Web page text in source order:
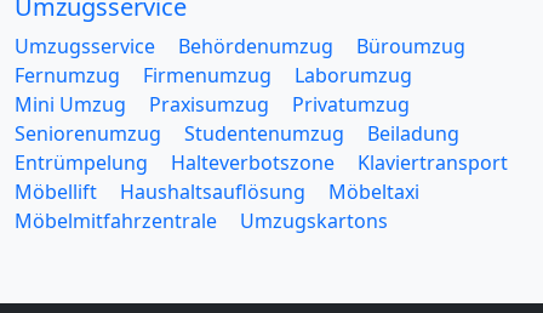
Umzugsservice
Umzugsservice Behördenumzug
Büroumzug
Fernumzug
Firmenumzug
Laborumzug
Mini Umzug
Praxisumzug
Privatumzug
Seniorenumzug
Studentenumzug
Beiladung
Entrümpelung
Halteverbotszone
Klaviertransport
Möbellift
Haushaltsauflösung
Möbeltaxi
Möbelmitfahrzentrale
Umzugskartons